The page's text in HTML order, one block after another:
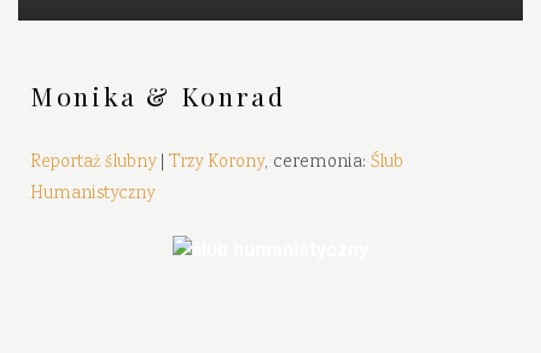
Monika & Konrad
Reportaż ślubny| Trzy Korony, ceremonia: Ślub
Humanistyczny